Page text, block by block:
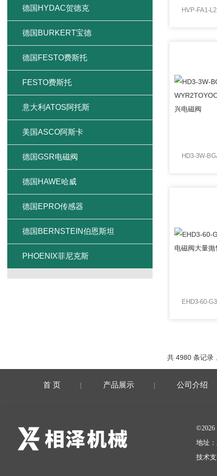
共 4980 条记
德国HYDAC贺德克
德国BURKERT宝德
德国FESTO费斯托
FESTO费斯托
意大利ATOS阿托斯
美国ASCO阿斯卡
德国GSR电磁阀
德国HAWE哈威
德国EPRO传感器
德国BERNSTEIN伯恩斯坦
PHOENIX菲尼克斯
首 页 | 产品展示 | 公司介绍
地址
技术